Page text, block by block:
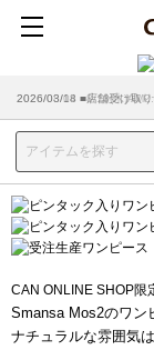
2026/08/04 ■8/13(木
2026/03/18 ■店舗受け取
CAN ONLINE SHOP限
Smansa Mos2のワン
ナチュラルな雰囲気